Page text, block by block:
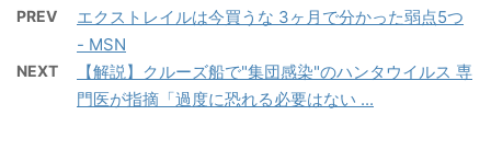
PREV
エクストレイルは今買うな 3ヶ月で分かった弱点5つ
- MSN
NEXT
【解説】クルーズ船で"集団感染"のハンタウイルス 専
門医が指摘「過度に恐れる必要はない ...